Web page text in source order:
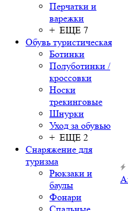
Перчатки и
варежки
+ ЕЩЕ 7
Обувь туристическая
Ботинки
Полуботинки /
кроссовки
Носки
трекинговые
Шнурки
Уход за обувью
+ ЕЩЕ 2
Снаряжение для
туризма
Рюкзаки и
баулы
Фонари